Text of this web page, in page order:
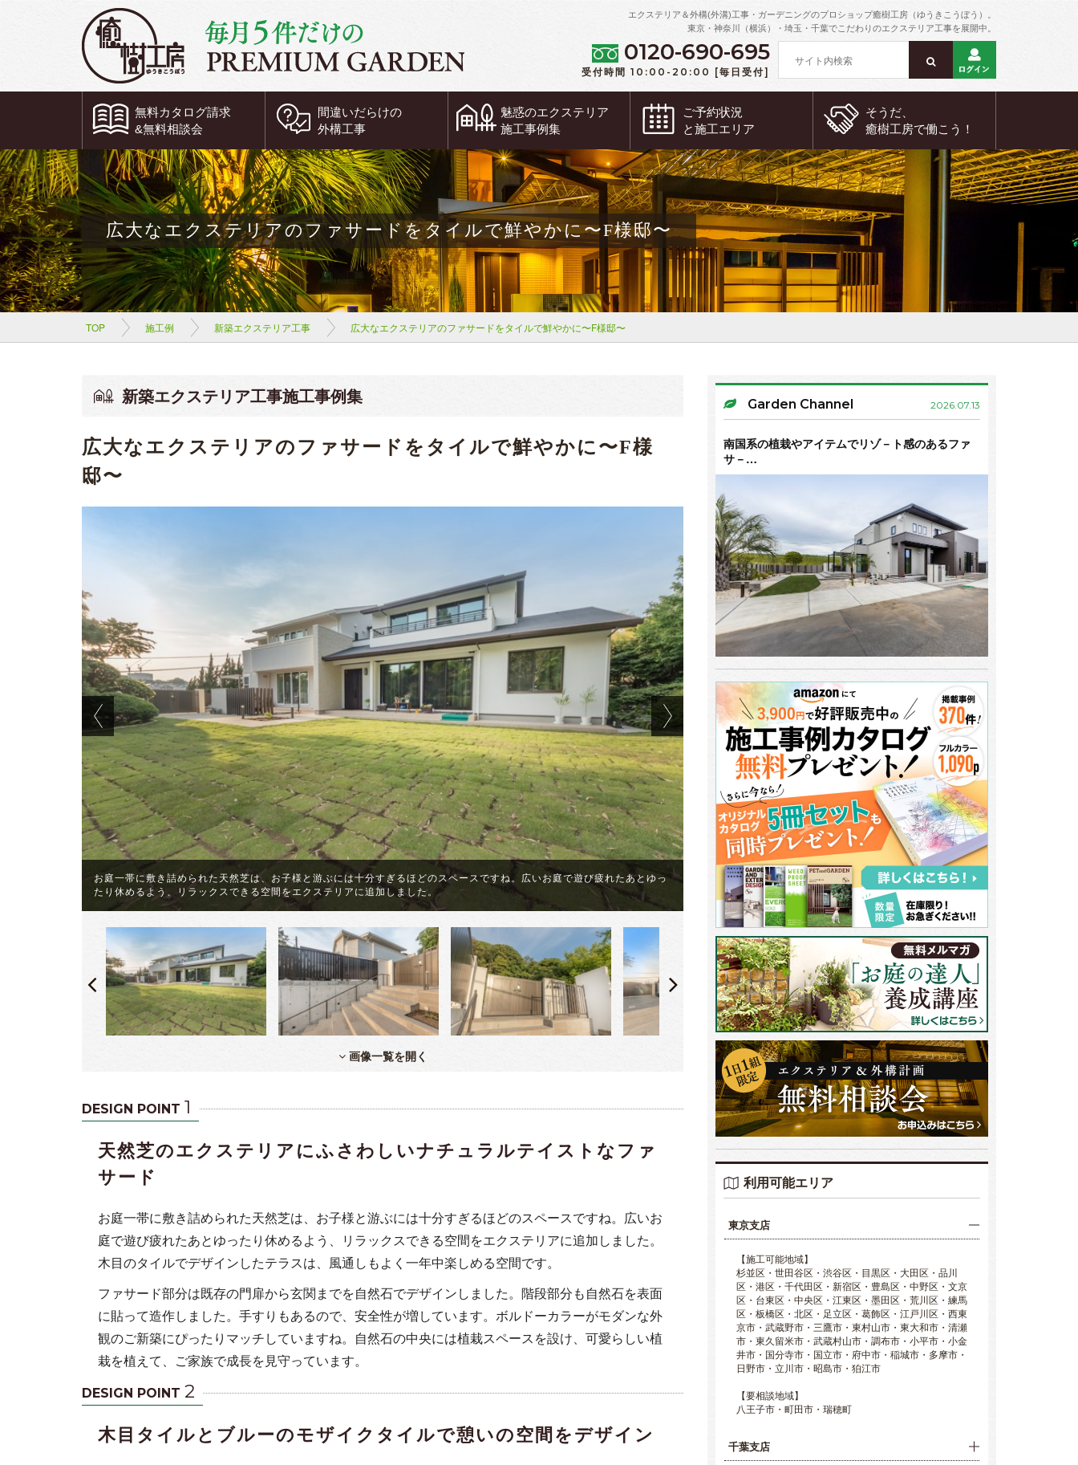
エクステリア＆外構(外溝)工事・ガーデニングのプロショップ癒樹工房（ゆうきこうぼう）。
東京・神奈川（横浜）・埼玉・千葉でこだわりのエクステリア工事を展開中。
0120-690-695
受付時間 10:00-20:00 [毎日受付]
無料カタログ請求
&無料相談会
間違いだらけの
外構工事
魅惑のエクステリア
施工事例集
ご予約状況
と施工エリア
そうだ、
癒樹工房で働こう！
広大なエクステリアのファサードをタイルで鮮やかに〜F様邸〜
TOP 施工例 新築エクステリア工事 広大なエクステリアのファサードをタイルで鮮やかに〜F様邸〜
新築エクステリア工事施工事例集
広大なエクステリアのファサードをタイルで鮮やかに〜F様
邸〜
お庭一帯に敷き詰められた天然芝は、お子様と游ぶには十分すぎるほどのスペースですね。広いお庭で遊び疲れたあとゆっ
たり休めるよう、リラックスできる空間をエクステリアに追加しました。
階段部分は自然石を表面に貼って造作しました。手すりもあるので、安全性が
画像一覧を開く
DESIGN POINT 1
天然芝のエクステリアにふさわしいナチュラルテイストなファ
サード
お庭一帯に敷き詰められた天然芝は、お子様と游ぶには十分すぎるほどのスペースですね。広いお
庭で遊び疲れたあとゆったり休めるよう、リラックスできる空間をエクステリアに追加しました。
木目のタイルでデザインしたテラスは、風通しもよく一年中楽しめる空間です。
ファサード部分は既存の門扉から玄関までを自然石でデザインしました。階段部分も自然石を表面
に貼って造作しました。手すりもあるので、安全性が増しています。ボルドーカラーがモダンな外
観のご新築にぴったりマッチしていますね。自然石の中央には植栽スペースを設け、可愛らしい植
栽を植えて、ご家族で成長を見守っています。
DESIGN POINT 2
木目タイルとブルーのモザイクタイルで憩いの空間をデザイン
Garden Channel 2026.07.13
南国系の植栽やアイテムでリゾ－ト感のあるファ
サ－…
利用可能エリア
東京支店
【施工可能地域】
杉並区・世田谷区・渋谷区・目黒区・大田区・品川
区・港区・千代田区・新宿区・豊島区・中野区・文京
区・台東区・中央区・江東区・墨田区・荒川区・練馬
区・板橋区・北区・足立区・葛飾区・江戸川区・西東
京市・武蔵野市・三鷹市・東村山市・東大和市・清瀬
市・東久留米市・武蔵村山市・調布市・小平市・小金
井市・国分寺市・国立市・府中市・稲城市・多摩市・
日野市・立川市・昭島市・狛江市
【要相談地域】
八王子市・町田市・瑞穂町
千葉支店